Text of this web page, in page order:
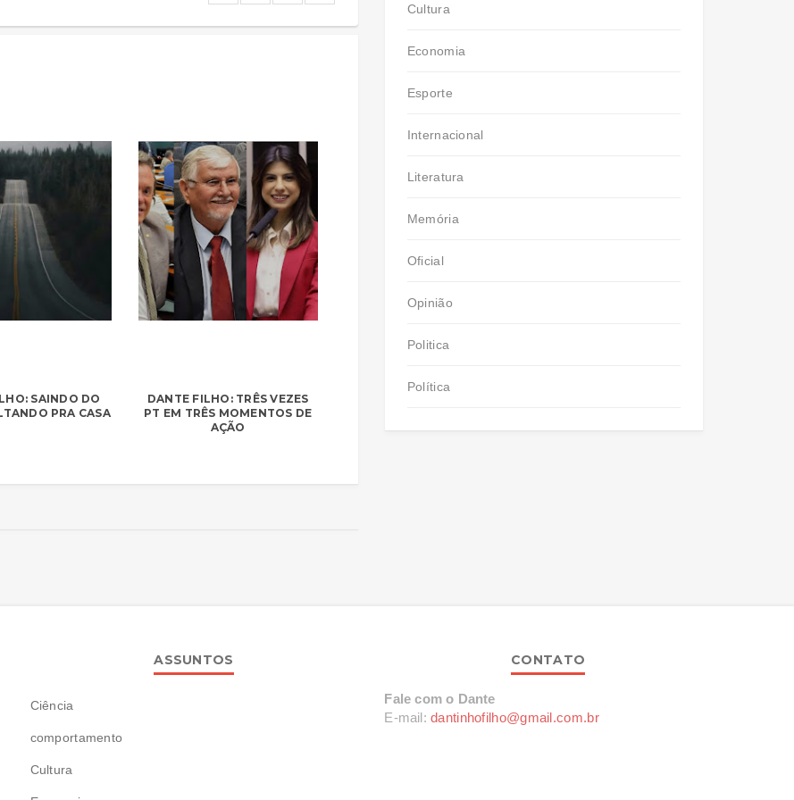
SAINDO DO
PRA CASA
DANTE FILHO: TRÊS VEZES
PT EM TRÊS MOMENTOS DE
AÇÃO
Cultura
Economia
Esporte
Internacional
Literatura
Memória
Oficial
Opinião
Politica
Política
ASSUNTOS
Ciência
comportamento
Cultura
CONTATO
Fale com o Dante
E-mail: dantinhofilho@gmail.com.br